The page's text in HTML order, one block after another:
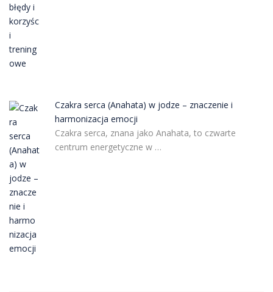
Czakra serca (Anahata) w jodze – znaczenie i
harmonizacja emocji
Czakra serca, znana jako Anahata, to czwarte
centrum energetyczne w …